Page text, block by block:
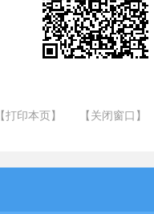
【打印本页】 【关闭窗口】